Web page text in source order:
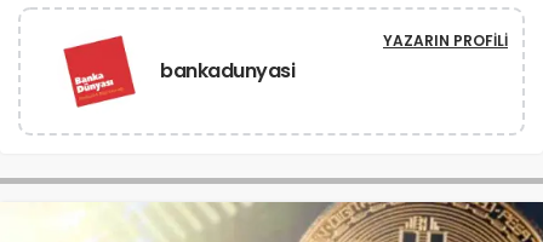
bankadunyasi
YAZARIN PROFILI